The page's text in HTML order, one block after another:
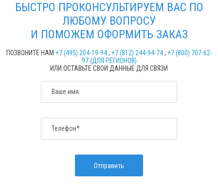
БЫСТРО ПРОКОНСУЛЬТИРУЕМ ВАС ПО
ЛЮБОМУ ВОПРОСУ
И ПОМОЖЕМ ОФОРМИТЬ ЗАКАЗ
ПОЗВОНИТЕ НАМ +7 (495) 204-19-94, +7 (812) 244-94-74, +7 (800) 707-62-
97 (ДЛЯ РЕГИОНОВ)
ИЛИ ОСТАВЬТЕ СВОИ ДАННЫЕ ДЛЯ СВЯЗИ
Ваше имя
Телефон*
Отправить